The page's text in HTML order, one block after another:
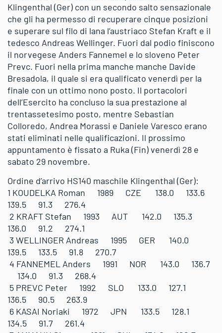
Klingenthal (Ger) con un secondo salto sensazionale
che gli ha permesso di recuperare cinque posizioni
e superare sul filo di lana l’austriaco Stefan Kraft e il
tedesco Andreas Wellinger. Fuori dal podio finiscono
il norvegese Anders Fannemel e lo sloveno Peter
Prevc. Fuori nella prima manche manche Davide
Bresadola, il quale si era qualificato venerdì per la
finale con un ottimo nono posto. Il portacolori
dell’Esercito ha concluso la sua prestazione al
trentassetesimo posto, mentre Sebastian
Colloredo, Andrea Morassi e Daniele Varesco erano
stati eliminati nelle qualificazioni. Il prossimo
appuntamento è fissato a Ruka (Fin) venerdì 28 e
sabato 29 novembre.
Ordine d’arrivo HS140 maschile Klingenthal (Ger):
1 KOUDELKA Roman 1989 CZE 138.0 133.6
139.5 91.3 276.4
2 KRAFT Stefan 1993 AUT 142.0 135.3
136.0 91.2 274.1
3 WELLINGER Andreas 1995 GER 140.0
139.5 133.5 91.8 270.7
4 FANNEMEL Anders 1991 NOR 143.0 136.7
134.0 91.3 268.4
5 PREVC Peter 1992 SLO 133.0 127.1
136.5 90.5 263.9
6 KASAI Noriaki 1972 JPN 133.5 128.1
134.5 91.7 261.4